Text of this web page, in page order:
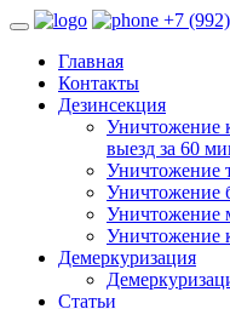
+7
Главная
Контакты
Дезинсекция
Уничтожение
выезд за 60
Уничтожение
Уничтожение
Уничтожение
Уничтожение
Демеркуризация
Статьи